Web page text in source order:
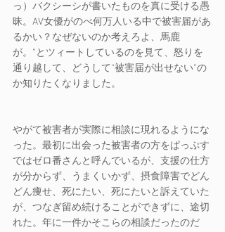
っ）バクシーシが書いたものを真に受ける愚
昧。AV女優がのべ何万人いる中で被害届があ
るかい？なぜないのか考えろよ、馬鹿
が。”とツィートしているのを見て、怒りを
通り越して、どうして“被害届が出せない”の
か知りたくなりました。
やがて被害者が実際に相談に現れるようにな
った。最初に出会った被害者の方をぱっぷす
ではゼロ番さんと呼んでいるが、支援の仕方
が分からず、うまくいかず、摂食障害でどん
どん痩せ、死にたい、死にたいと訴えていた
が、つなぎ留め続けることができずに、途切
れた。年に一件かそこらの相談だったのだ